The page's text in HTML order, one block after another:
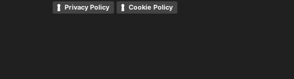
Privacy Policy Cookie Policy